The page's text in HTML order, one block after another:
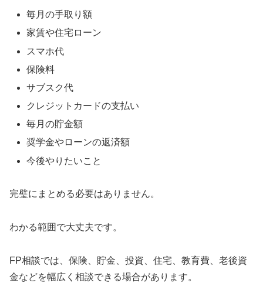
毎月の手取り額
家賃や住宅ローン
スマホ代
保険料
サブスク代
クレジットカードの支払い
毎月の貯金額
奨学金やローンの返済額
今後やりたいこと
完璧にまとめる必要はありません。
わかる範囲で大丈夫です。
FP相談では、保険、貯金、投資、住宅、教育費、老後資
金などを幅広く相談できる場合があります。